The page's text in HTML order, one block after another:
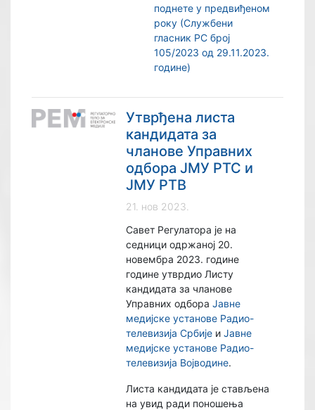
поднете у предвиђеном
року (Службени
гласник РС број
105/2023 од 29.11.2023.
године)
Утврђена листа
кандидата за
чланове Управних
одбора ЈМУ РТС и
ЈМУ РТВ
21. нов 2023.
Савет Регулатора је на
седници одржаној 20.
новембра 2023. године
године утврдио Листу
кандидата за чланове
Управних одбораЈавне
медијске установе Радио-
телевизија Србије иЈавне
медијске установе Радио-
телевизија Војводине.
Листа кандидата је стављена
на увид ради поношења